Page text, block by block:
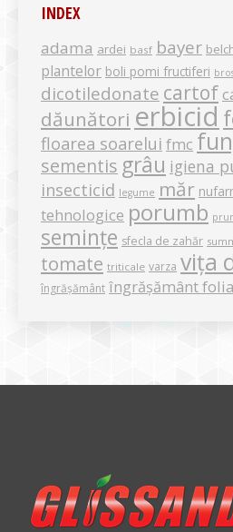
INDEX
adama ardei basf bayer
plantelor boli pomi fructiferi
dicotiledonate cartof
dăunători erbicid
floarea soarelui fmc
sementis grâu igiena
insecticid legume măr
tehnologice porumb
semințe sfecla de zahăr
tomate triticale varza vița
îngrășământ îngrășământ